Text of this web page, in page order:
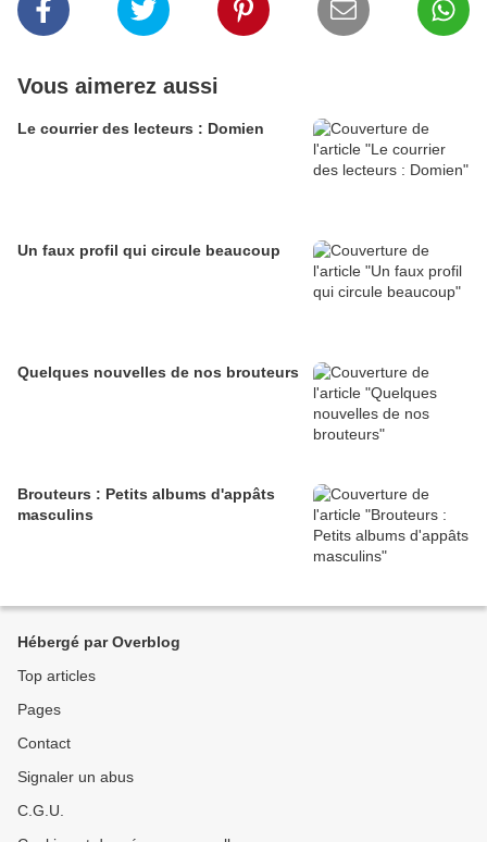
Vous aimerez aussi
Le courrier des lecteurs : Domien
Un faux profil qui circule beaucoup
Quelques nouvelles de nos brouteurs
Brouteurs : Petits albums d'appâts
masculins
Hébergé par Overblog
Top articles
Pages
Contact
Signaler un abus
C.G.U.